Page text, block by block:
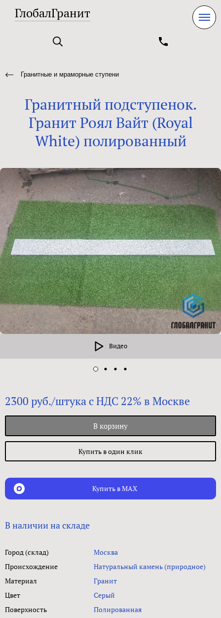
ГлобалГранит
Гранитные и мраморные ступени
Гранитный подступенок.
Гранит Роял Вайт (Royal
White) полированный
Видео
2300 руб./штука с НДС 22% в Москве
В корзину
Купить в один клик
Купить в MAX
В наличии на складе
Город (склад)
Москва
Происхождение
Натуральный камень (природное)
Материал
Гранит
Цвет
Серый
Поверхность
Полированная